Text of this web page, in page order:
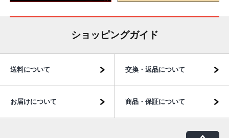
ショッピングガイド
送料について 交換・返品について
お届けについて 商品・保証について